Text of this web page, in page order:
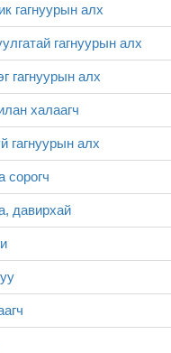
гагнуурын алх
гагнуурын алх
гагнуурын алх
халаагч
гагнуурын алх
сорогч
давирхай